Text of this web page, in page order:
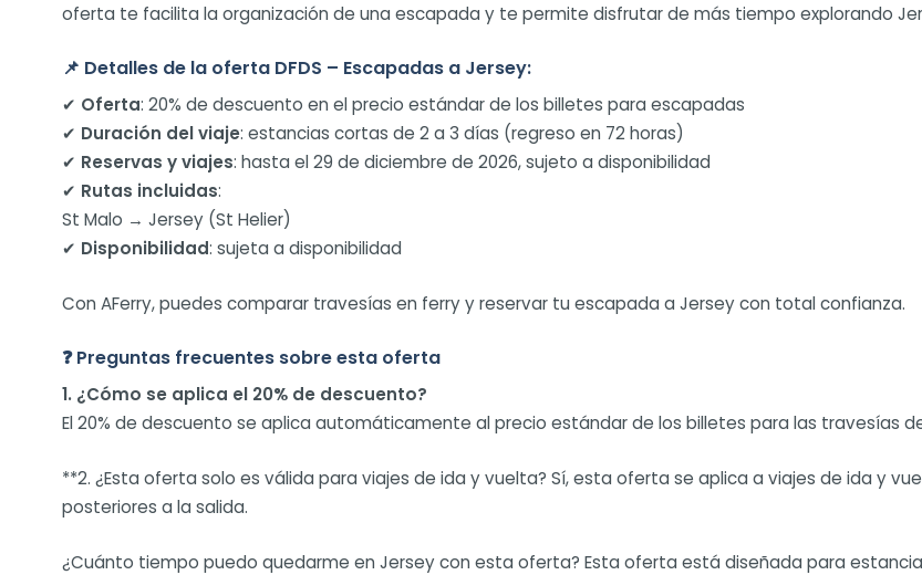
oferta te facilita la organización de una escapada y te permite disfrutar de más tiempo explorando
📌 Detalles de la oferta DFDS – Escapadas a Jersey:
✔ Oferta: 20% de descuento en el precio estándar de los billetes para escapadas
✔ Duración del viaje: estancias cortas de 2 a 3 días (regreso en 72 horas)
✔ Reservas y viajes: hasta el 29 de diciembre de 2026, sujeto a disponibilidad
✔ Rutas incluidas:
St Malo → Jersey (St Helier)
✔ Disponibilidad: sujeta a disponibilidad
Con AFerry, puedes comparar travesías en ferry y reservar tu escapada a Jersey con total confianza.
❓ Preguntas frecuentes sobre esta oferta
1. ¿Cómo se aplica el 20% de descuento?
El 20% de descuento se aplica automáticamente al precio estándar de los billetes para las travesías
**2. ¿Esta oferta solo es válida para viajes de ida y vuelta? Sí, esta oferta se aplica a viajes de ida y
posteriores a la salida.
¿Cuánto tiempo puedo quedarme en Jersey con esta oferta? Esta oferta está diseñada para